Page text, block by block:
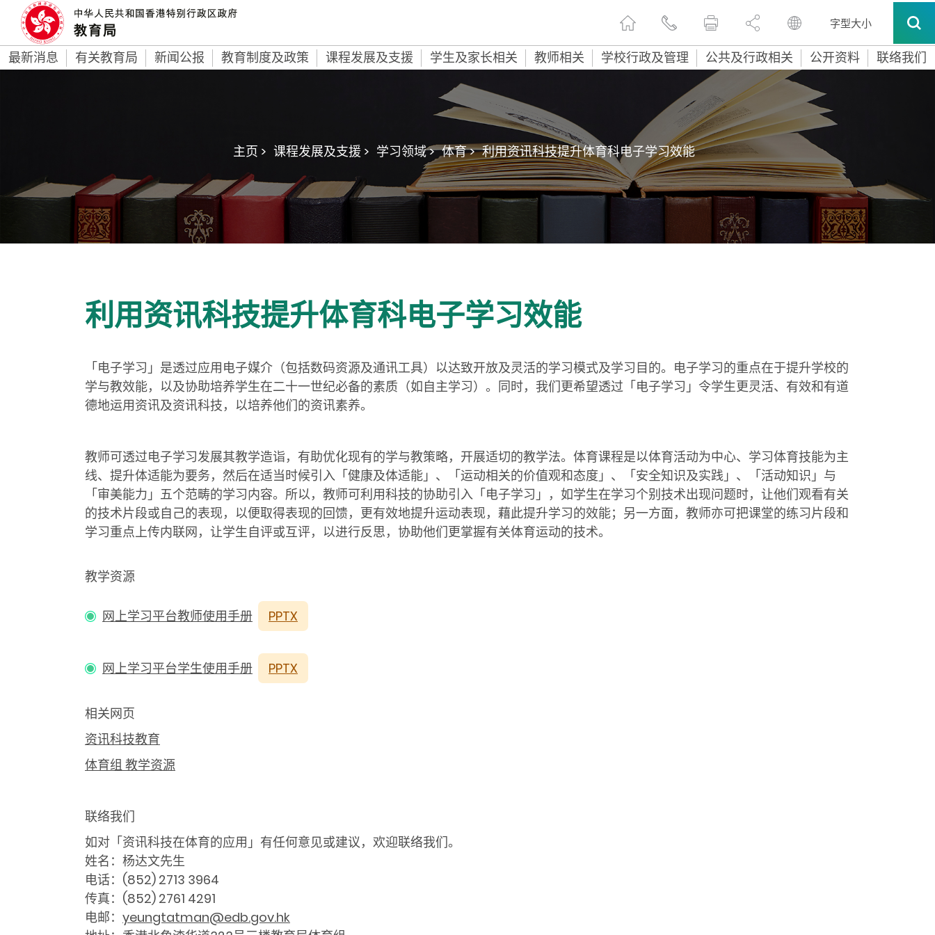
字型大小
最新消息 有关教育局 新闻公报 教育制度及政策 课程发展及支援 学生及家长相关 教师相关 学校行政及管理 公共及行政相关 公开资料 联络我们
主页 > 课程发展及支援 > 学习领域 > 体育 > 利用资讯科技提升体育科电子学习效能
利用资讯科技提升体育科电子学习效能
「电子学习」是透过应用电子媒介（包括数码资源及通讯工具）以达致开放及灵活的学习模式及学习目的。电子学习的重点在于提升学校的
学与教效能，以及协助培养学生在二十一世纪必备的素质（如自主学习）。同时，我们更希望透过「电子学习」令学生更灵活、有效和有道
德地运用资讯及资讯科技，以培养他们的资讯素养。
教师可透过电子学习发展其教学造诣，有助优化现有的学与教策略，开展适切的教学法。体育课程是以体育活动为中心、学习体育技能为主
线、提升体适能为要务，然后在适当时候引入「健康及体适能」、「运动相关的价值观和态度」、「安全知识及实践」、「活动知识」与
「审美能力」五个范畴的学习内容。所以，教师可利用科技的协助引入「电子学习」，如学生在学习个别技术出现问题时，让他们观看有关
的技术片段或自己的表现，以便取得表现的回馈，更有效地提升运动表现，藉此提升学习的效能；另一方面，教师亦可把课堂的练习片段和
学习重点上传内联网，让学生自评或互评，以进行反思，协助他们更掌握有关体育运动的技术。
教学资源
网上学习平台教师使用手册 PPTX
网上学习平台学生使用手册 PPTX
相关网页
资讯科技教育
体育组教学资源
联络我们
如对「资讯科技在体育的应用」有任何意见或建议，欢迎联络我们。
姓名：杨达文先生
电话：(852) 2713 3964
传真：(852) 2761 4291
电邮： yeungtatman@edb.gov.hk